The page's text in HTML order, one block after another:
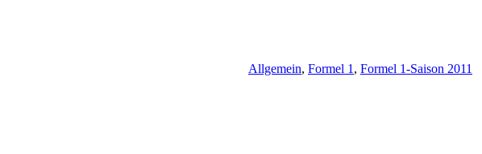
Allgemein, Formel 1 , Formel 1-Saison 2011